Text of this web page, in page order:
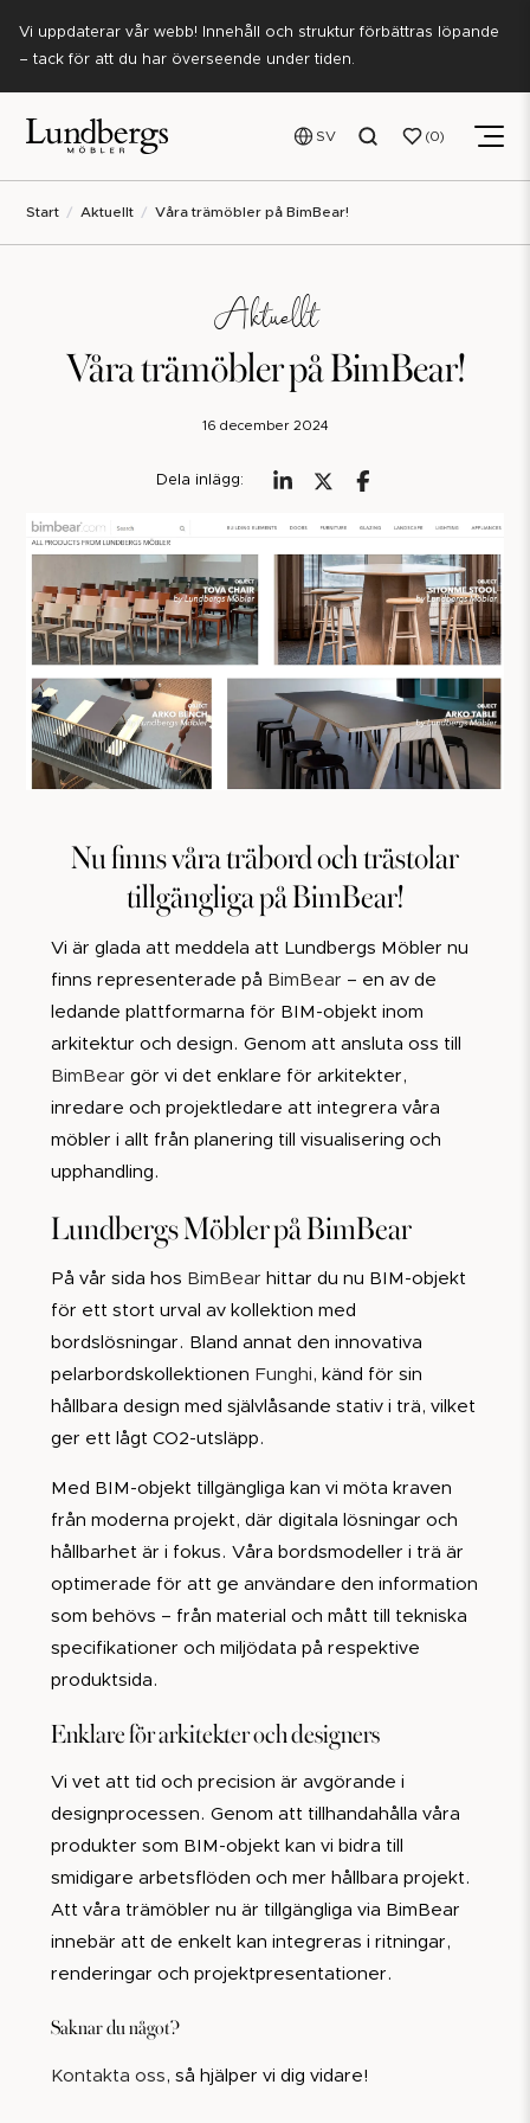
Vi uppdaterar vår webb! Innehåll och struktur förbättras löpande
– tack för att du har överseende under tiden.
SV 0
Start Aktuellt Våra trämöbler på BimBear!
Aktuellt
Våra trämöbler på BimBear!
16 december 2024
Dela inlägg:
Nu finns våra träbord och trästolar
tillgängliga på BimBear!
Vi är glada att meddela att Lundbergs Möbler nu
finns representerade på BimBear – en av de
ledande plattformarna för BIM-objekt inom
arkitektur och design. Genom att ansluta oss till
BimBear gör vi det enklare för arkitekter,
inredare och projektledare att integrera våra
möbler i allt från planering till visualisering och
upphandling.
Lundbergs Möbler på BimBear
På vår sida hos BimBear hittar du nu BIM-objekt
för ett stort urval av kollektion med
bordslösningar. Bland annat den innovativa
pelarbordskollektionen Funghi , känd för sin
hållbara design med självlåsande stativ i trä, vilket
ger ett lågt CO2-utsläpp.
Med BIM-objekt tillgängliga kan vi möta kraven
från moderna projekt, där digitala lösningar och
hållbarhet är i fokus. Våra bordsmodeller i trä är
optimerade för att ge användare den information
som behövs – från material och mått till tekniska
specifikationer och miljödata på respektive
produktsida.
Enklare för arkitekter och designers
Vi vet att tid och precision är avgörande i
designprocessen. Genom att tillhandahålla våra
produkter som BIM-objekt kan vi bidra till
smidigare arbetsflöden och mer hållbara projekt.
Att våra trämöbler nu är tillgängliga via BimBear
innebär att de enkelt kan integreras i ritningar,
renderingar och projektpresentationer.
Saknar du något?
Kontakta oss , så hjälper vi dig vidare!